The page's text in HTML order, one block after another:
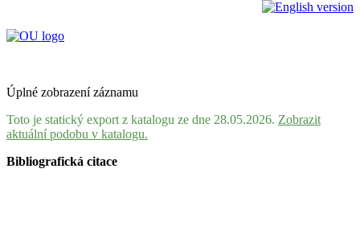
Úplné zobrazení záznamu
Toto je statický export z katalogu ze dne 28.05.2026. Zobrazit
aktuální podobu v katalogu.
Bibliografická citace